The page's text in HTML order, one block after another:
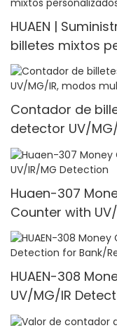
HUAEN |
billetes mixtos
Contador de
detector UV/
unidades/min
Huaen-307
Counter with
HUAEN-308
UV/MG/IR